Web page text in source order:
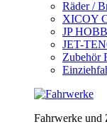
Räder /
XICOY
JP
JET-
Zubehör
Fahrwerke und